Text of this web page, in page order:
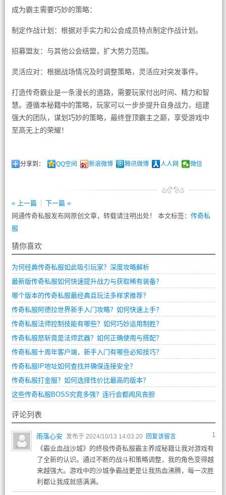
成为霸主需要巧妙的策略：
制定作战计划：根据对手实力和公会成员特点制定作战计划。
招募盟友：与其他公会结盟，扩大势力范围。
灵活应对：根据战场情况及时调整策略，灵活应对突发事件。
打造传奇霸业是一条漫长的道路，需要玩家付出时间、精力和智
慧。遵循本秘籍中的策略，玩家可以一步步提升自身战力，组建
强大的团队，谋划巧妙的策略，最终登顶霸主之巅，享受游戏中
至高无上的荣耀！
分享到： QQ空间 新浪微博 腾讯微博 人人网 微信
« 上一篇
下一篇 »
网通传奇私服发布网原创文章，转载请注明出处！ 本文标签： 传奇私
服
猜你喜欢
为何经典传奇私服如此吸引玩家？深度攻略解析
最新版传奇私服如何快速提升战力与获取稀有装备？
哪个版本的传奇私服最经典且玩法多样求推荐？
传奇私服阿德拉世界新手入门攻略？如何快速上手？
传奇私服法师控制技能有哪些？如何巧妙运用制胜？
传奇私服怒斩竟是法师武器？如何正确使用与搭配？
传奇私服十周年客户端，新手入门有哪些必知技巧？
传奇私服IP地址如何查找并确保连接安全？
传奇私服打金服？如何选择性价比最高的版本？
这些传奇私服BOSS究竟多强？连行会都闻风丧胆
评论列表
1
雨落心安 发布于 2024/10/13 14:03:20 回复该留言
《霸业血战沙城》的终极传奇私服霸主养成秘籍让我对游戏有
了全新的认识。通过不断的战斗和策略调整，我的角色变得越
来越强大。游戏中的沙城争霸战更是让我热血沸腾，每一次胜
利都让我成就感满满。